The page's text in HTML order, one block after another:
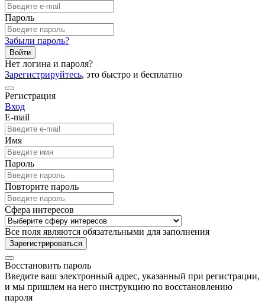
Пароль
Забыли пароль?
Войти
Нет логина и пароля?
Зарегистрируйтесь, это быстро и бесплатно
Регистрация
Вход
E-mail
Имя
Пароль
Повторите пароль
Сфера интересов
Все поля являются обязательными для заполнения
Зарегистрироваться
Восстановить пароль
Введите ваш электронный адрес, указанный при регистрации,
и мы пришлем на него инструкцию по восстановлению
пароля